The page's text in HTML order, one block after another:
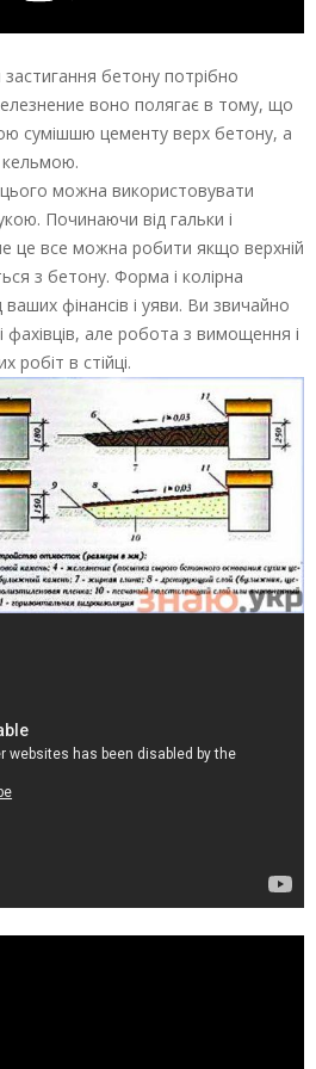
бетону потрібно
воно полягає в тому, що
сумішшю цементу верх бетону, а
кельмою.
можна використовувати
Починаючи від гальки і
це все можна робити якщо верхній
з бетону. Форма і колірна
фінансів і уяви. Ви звичайно
але робота з вимощення і
робіт в стійці.